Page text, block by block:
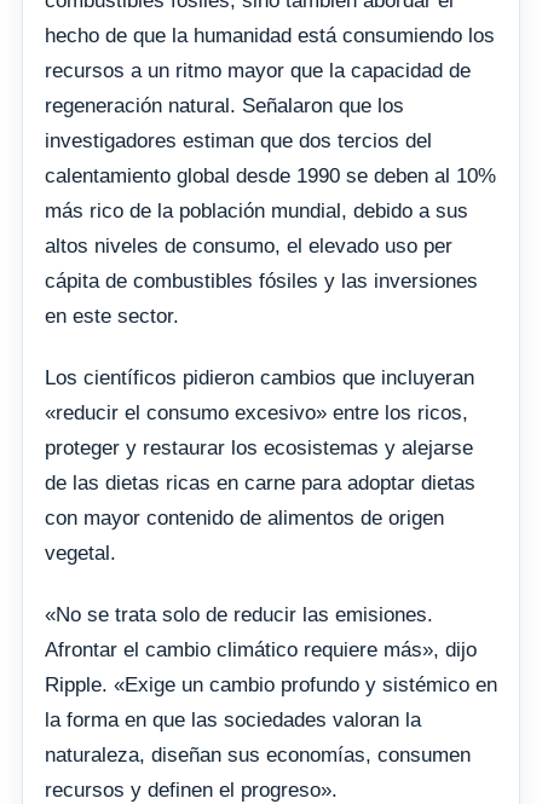
hecho de que la humanidad está consumiendo los
recursos a un ritmo mayor que la capacidad de
regeneración natural. Señalaron que los
investigadores estiman que dos tercios del
calentamiento global desde 1990 se deben al 10%
más rico de la población mundial, debido a sus
altos niveles de consumo, el elevado uso per
cápita de combustibles fósiles y las inversiones
en este sector.
Los científicos pidieron cambios que incluyeran
«reducir el consumo excesivo» entre los ricos,
proteger y restaurar los ecosistemas y alejarse
de las dietas ricas en carne para adoptar dietas
con mayor contenido de alimentos de origen
vegetal.
«No se trata solo de reducir las emisiones.
Afrontar el cambio climático requiere más», dijo
Ripple. «Exige un cambio profundo y sistémico en
la forma en que las sociedades valoran la
naturaleza, diseñan sus economías, consumen
recursos y definen el progreso».